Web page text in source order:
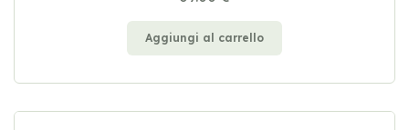
Aggiungi al carrello